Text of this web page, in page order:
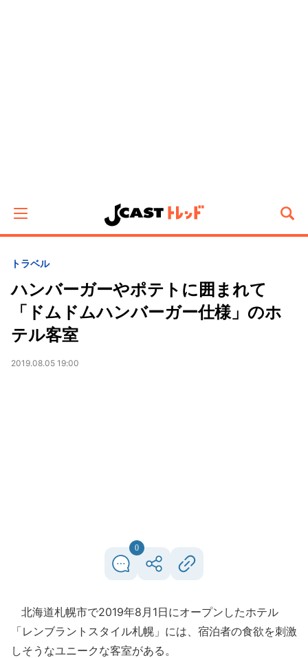
トラベル
ハンバーガーやポテトに囲まれて
「ドムドムハンバーガー仕様」のホ
テル客室
2019.08.05 19:00
0
北海道札幌市で2019年8月1日にオープンしたホテル
「レンブラントスタイル札幌」には、宿泊者の食欲を刺激
しそうなユニークな客室がある。